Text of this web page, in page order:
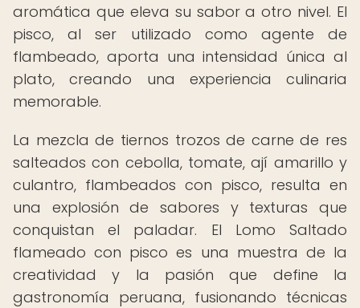
aromática que eleva su sabor a otro nivel. El
pisco, al ser utilizado como agente de
flambeado, aporta una intensidad única al
plato, creando una experiencia culinaria
memorable.
La mezcla de tiernos trozos de carne de res
salteados con cebolla, tomate, ají amarillo y
culantro, flambeados con pisco, resulta en
una explosión de sabores y texturas que
conquistan el paladar. El Lomo Saltado
flameado con pisco es una muestra de la
creatividad y la pasión que define la
gastronomía peruana, fusionando técnicas